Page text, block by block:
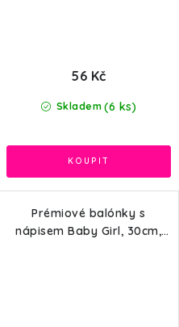
Skladem (6 ks)
56 Kč
Prémiové balónky s
nápisem Baby Girl, 30cm,